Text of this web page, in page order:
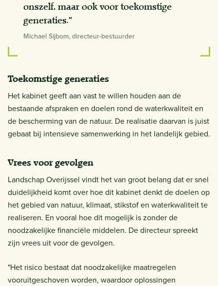
onszelf, maar ook voor toekomstige
generaties.”
Michael Sijbom, directeur-bestuurder
Toekomstige generaties
Het kabinet geeft aan vast te willen houden aan de
bestaande afspraken en doelen rond de waterkwaliteit en
de bescherming van de natuur. De realisatie daarvan is juist
gebaat bij intensieve samenwerking in het landelijk gebied.
Vrees voor gevolgen
Landschap Overijssel vindt het van groot belang dat er snel
duidelijkheid komt over hoe dit kabinet denkt de doelen op
het gebied van natuur, klimaat, stikstof en waterkwaliteit te
realiseren. En vooral hoe dit mogelijk is zonder de
noodzakelijke financiële middelen. De directeur spreekt
zijn vrees uit voor de gevolgen.
"Het risico bestaat dat noodzakelijke maatregelen
vooruitgeschoven worden, waardoor oplossingen